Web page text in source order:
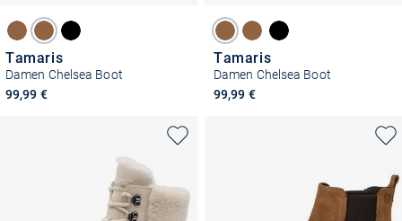
Tamaris
Damen Chelsea Boot
99,99 €
Tamaris
Damen Chelsea Boot
99,99 €